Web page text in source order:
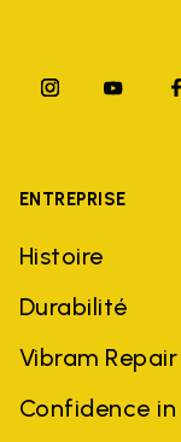
ENTREPRISE
Histoire
Durabilité
Vibram Repair
Confidence